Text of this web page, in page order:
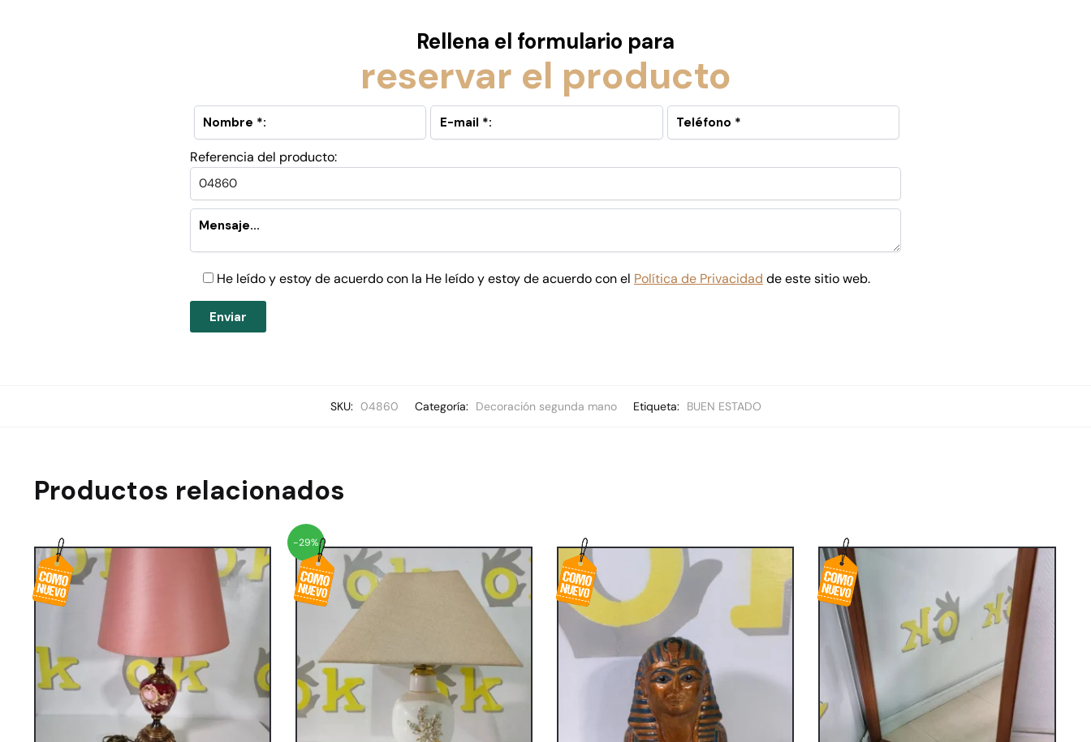
Rellena el formulario para
reservar el producto
Referencia del producto:
He leído y estoy de acuerdo con la He leído y estoy de acuerdo con el Política de Privacidad de este sitio web.
SKU: 04860 Categoría: Decoración segunda mano Etiqueta: BUEN ESTADO
Productos relacionados
-29%